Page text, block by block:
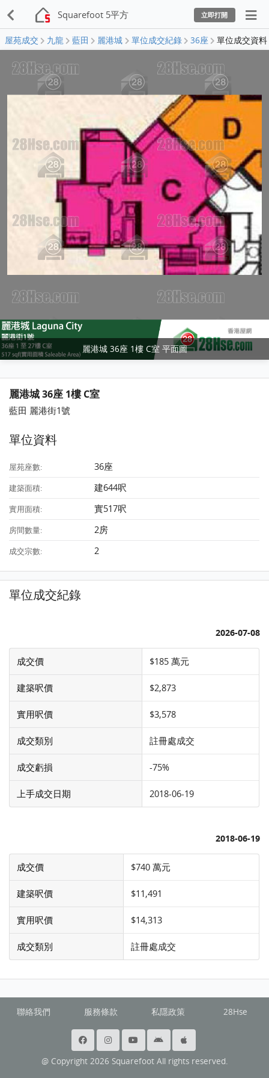
Squarefoot 5平方 立即打開
屋苑成交 九龍 藍田 麗港城 單位成交紀錄 36座 單位成交資料
麗港城 36座 1樓 C室 平面圖
麗港城 36座 1樓 C室
藍田 麗港街1號
單位資料
屋苑座數: 36座
建築面積: 建644呎
實用面積: 實517呎
房間數量: 2房
成交宗數: 2
單位成交紀錄
2026-07-08
成交價 $185 萬元
建築呎價 $2,873
實用呎價 $3,578
成交類別 註冊處成交
成交虧損 -75%
上手成交日期 2018-06-19
2018-06-19
成交價 $740 萬元
建築呎價 $11,491
實用呎價 $14,313
成交類別 註冊處成交
聯絡我們 服務條款 私隱政策 28Hse
@ Copyright 2026 Squarefoot All rights reserved.